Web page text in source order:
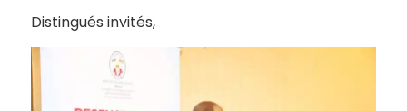
Distingués invités,